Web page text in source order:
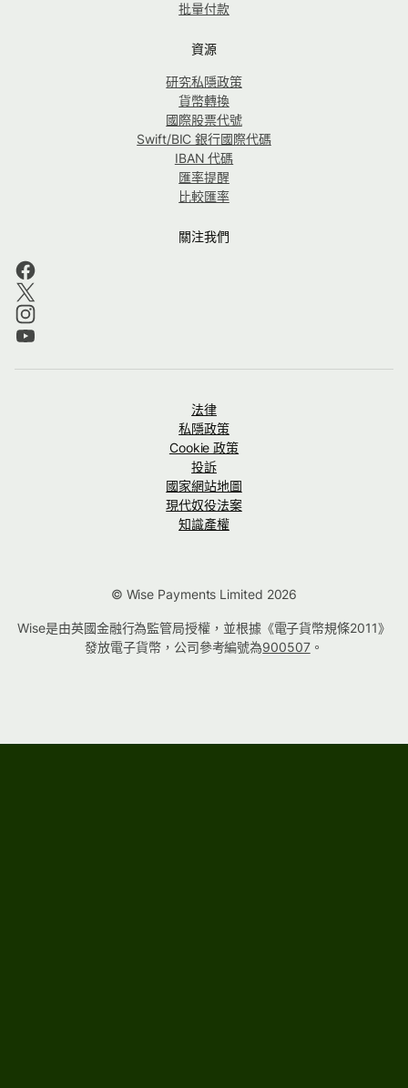
批量付款
資源
研究私隱政策
貨幣轉換
國際股票代號
Swift/BIC 銀行國際代碼
IBAN 代碼
匯率提醒
比較匯率
關注我們
法律
私隱政策
Cookie 政策
投訴
國家網站地圖
現代奴役法案
知識產權
© Wise Payments Limited 2026
Wise是由英國金融行為監管局授權，並根據《電子貨幣規條2011》
發放電子貨幣，公司參考編號為900507。